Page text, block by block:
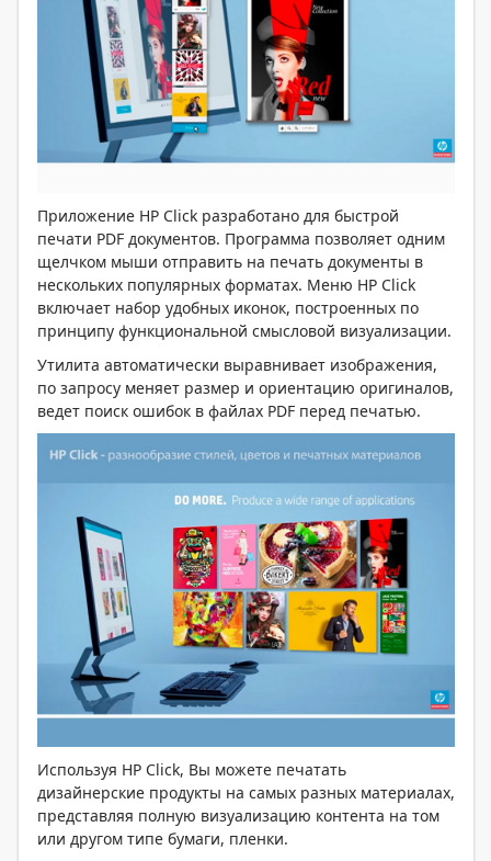
Приложение HP Click разработано для быстрой
печати PDF документов. Программа позволяет одним
щелчком мыши отправить на печать документы в
нескольких популярных форматах. Меню HP Click
включает набор удобных иконок, построенных по
принципу функциональной смысловой визуализации.
Утилита автоматически выравнивает изображения,
по запросу меняет размер и ориентацию оригиналов,
ведет поиск ошибок в файлах PDF перед печатью.
Используя HP Click, Вы можете печатать
дизайнерские продукты на самых разных материалах,
представляя полную визуализацию контента на том
или другом типе бумаги, пленки.